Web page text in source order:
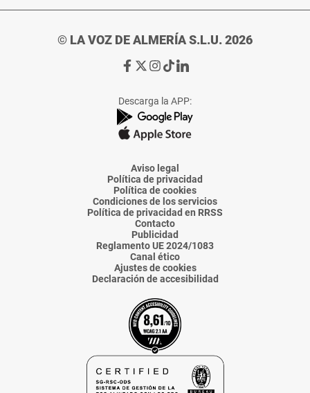
© LA VOZ DE ALMERÍA S.L.U. 2026
Ir
de
La
Voz
Almería
Ir
de
La
Voz
Almería
Ir
de
La
Voz
Almería
Ir
de
La
Voz
Almería
Ir
de
La
Voz
Descarga la APP:
Aviso legal
Política de privacidad
Política de cookies
Condiciones de los servicios
Política de privacidad en RRSS
Contacto
Publicidad
Reglamento UE 2024/1083
Canal ético
Ajustes de cookies
Declaración de accesibilidad